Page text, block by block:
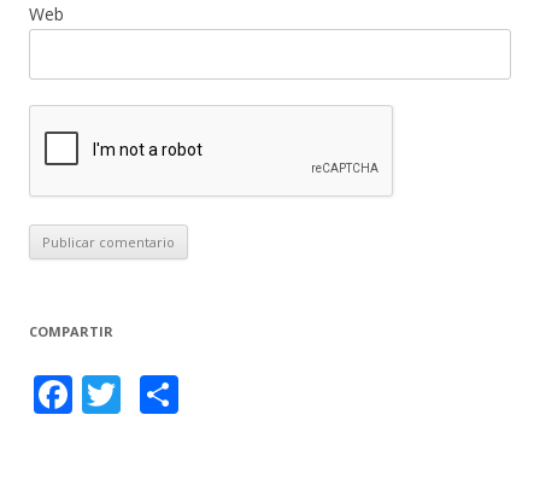
Web
COMPARTIR
F
ac
T
w